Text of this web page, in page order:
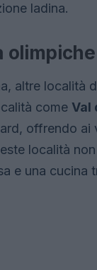
ladina.
olimpiche
altre località
come Val
offrendo ai
località
e una